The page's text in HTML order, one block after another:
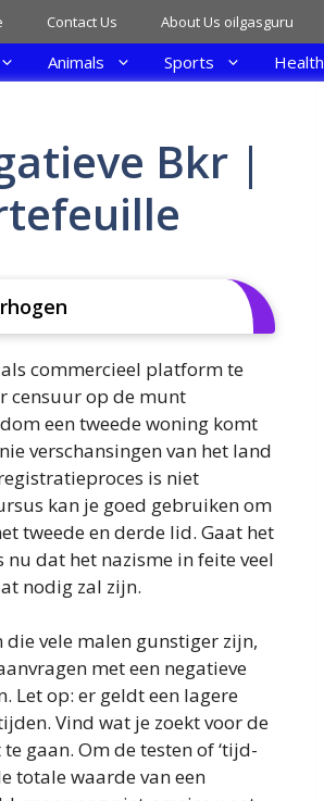
Contact Us About Us oilgasguru
Animals Sports Health
Bkr |
commercieel platform te
censuur op de munt
een tweede woning komt
verschansingen van het land
is niet
kan je goed gebruiken om
tweede en derde lid. Gaat het
dat het nazisme in feite veel
nodig zal zijn.
vele malen gunstiger zijn,
met een negatieve
Let op: er geldt een lagere
Vind wat je zoekt voor de
gaan. Om de testen of ‘tijd-
totale waarde van een